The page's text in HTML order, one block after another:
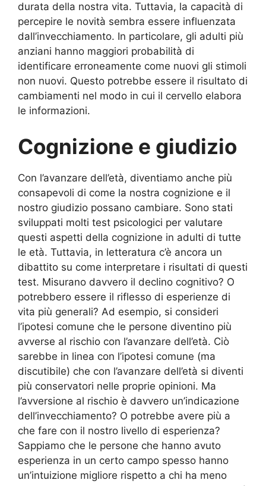
durata della nostra vita. Tuttavia, la capacità di
percepire le novità sembra essere influenzata
dall’invecchiamento. In particolare, gli adulti più
anziani hanno maggiori probabilità di
identificare erroneamente come nuovi gli stimoli
non nuovi. Questo potrebbe essere il risultato di
cambiamenti nel modo in cui il cervello elabora
le informazioni.
Cognizione e giudizio
Con l’avanzare dell’età, diventiamo anche più
consapevoli di come la nostra cognizione e il
nostro giudizio possano cambiare. Sono stati
sviluppati molti test psicologici per valutare
questi aspetti della cognizione in adulti di tutte
le età. Tuttavia, in letteratura c’è ancora un
dibattito su come interpretare i risultati di questi
test. Misurano davvero il declino cognitivo? O
potrebbero essere il riflesso di esperienze di
vita più generali? Ad esempio, si consideri
l’ipotesi comune che le persone diventino più
avverse al rischio con l’avanzare dell’età. Ciò
sarebbe in linea con l’ipotesi comune (ma
discutibile) che con l’avanzare dell’età si diventi
più conservatori nelle proprie opinioni. Ma
l’avversione al rischio è davvero un’indicazione
dell’invecchiamento? O potrebbe avere più a
che fare con il nostro livello di esperienza?
Sappiamo che le persone che hanno avuto
esperienza in un certo campo spesso hanno
un’intuizione migliore rispetto a chi ha meno